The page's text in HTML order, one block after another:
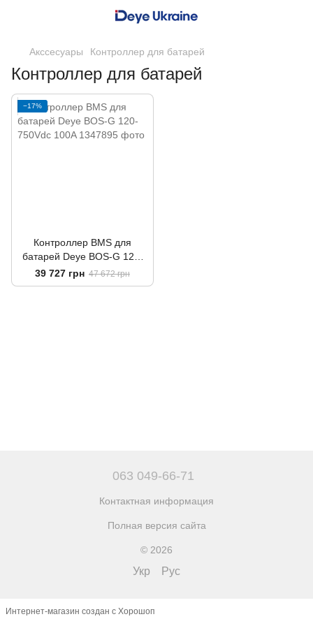
Акссесуары Контроллер для батарей
Контроллер для батарей
−17%
Контроллер BMS для
батарей Deye BOS-G 120-
750Vdc 100A
39 727 грн 47 672 грн
063 049-66-71
Контактная информация
Полная версия сайта
© 2026
Укр Рус
Интернет-магазин создан с Хорошоп